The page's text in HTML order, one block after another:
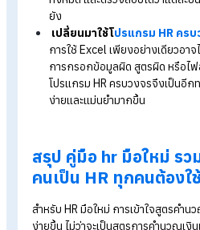
เปอร์เซ็นต์มาสาย (นาที)
ทำงานทั้งหมด) x 100
Tips :อ่านบทความเพิ่มเติมได้ที่
6. สูตรการคำนวณ
ขั้นที่ 1 :หาจำนวนพนักงานโ